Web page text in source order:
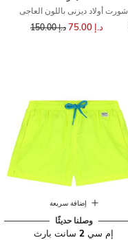
شورت أولاد ديزنى باللون العاجى
د.إ 75.00 سعر مخفض من
د.إ 150.00 إلى
إضافة سريعة
وصلنا حديثًا
إم سي 2 سانت بارث